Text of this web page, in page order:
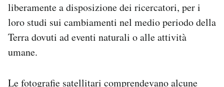
liberamente a disposizione dei ricercatori, per i
loro studi sui cambiamenti nel medio periodo della
Terra dovuti ad eventi naturali o alle attività
umane.
Le fotografie satellitari comprendevano alcune